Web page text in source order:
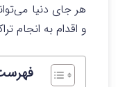
هر جای دنیا
و اقدام به انجام